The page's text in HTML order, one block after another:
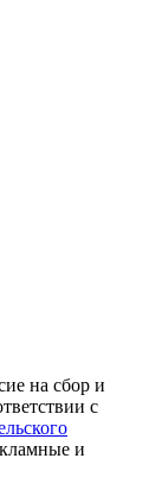
на сбор и
с
и